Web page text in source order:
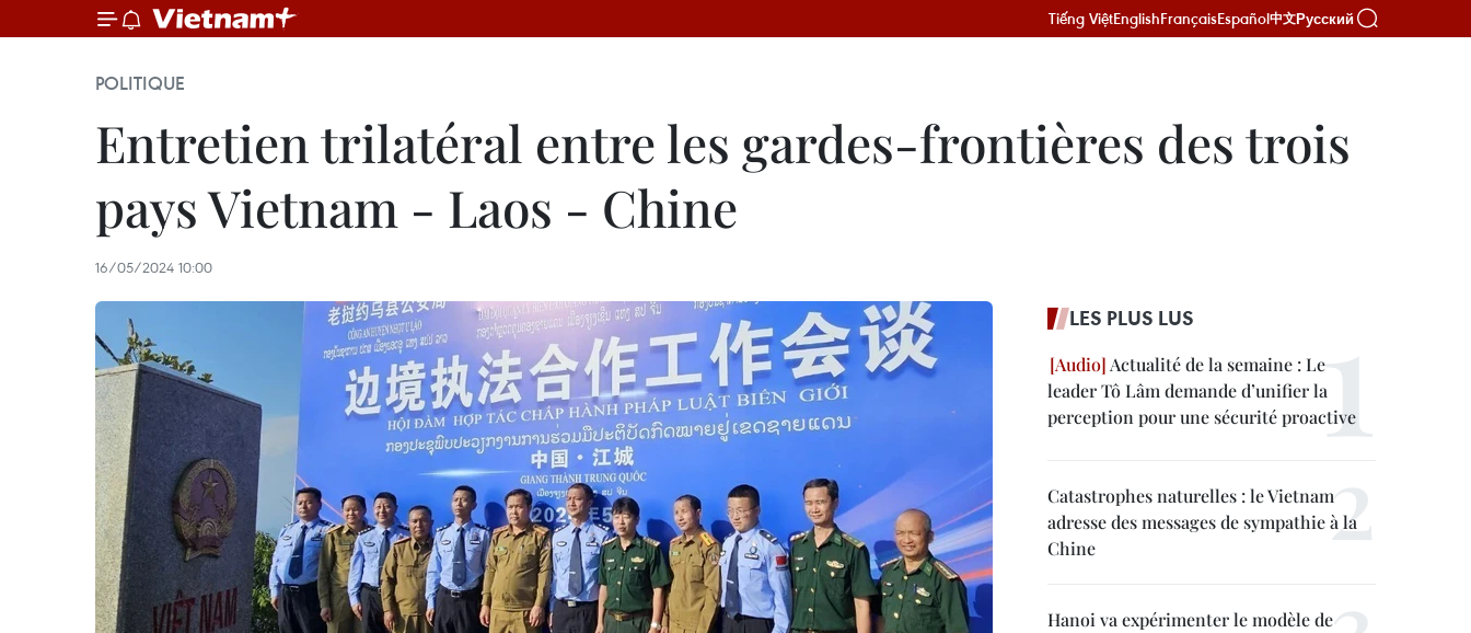
Tiếng ViệtEnglishFrançaisEspañol中文Русский
POLITIQUE
Entretien trilatéral entre les gardes-frontières des trois
pays Vietnam - Laos - Chine
16/05/2024 10:00
LES PLUS LUS
Actualité de la semaine : Le
leader Tô Lâm demande d’unifier la
perception pour une sécurité proactive
Catastrophes naturelles : le Vietnam
adresse des messages de sympathie à la
Chine
Hanoi va expérimenter le modèle de